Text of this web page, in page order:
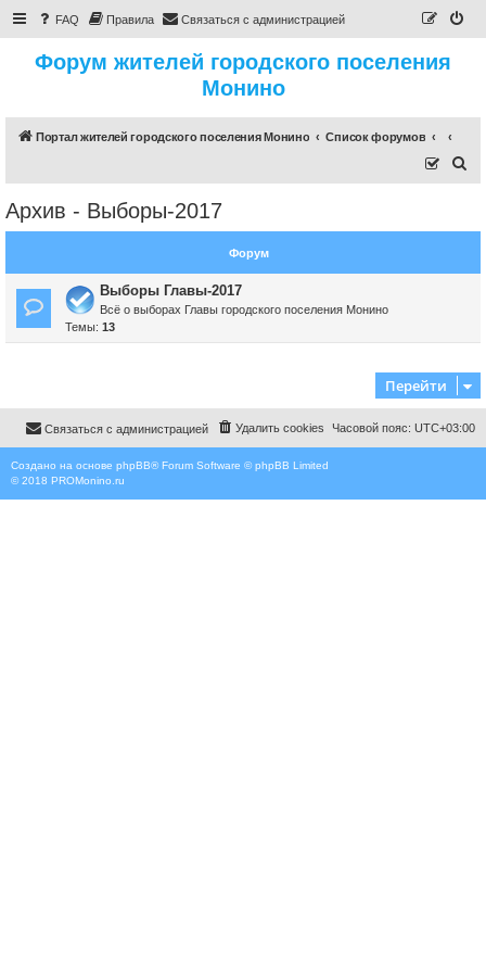
FAQ Правила Связаться с администрацией
Форум жителей городского поселения
Монино
Портал жителей городского поселения Монино
Список форумов
Архив - Выборы-2017
Форум
Выборы Главы-2017
Всё о выборах Главы городского поселения Монино
Темы: 13
Перейти
Часовой пояс: UTC+03:00
Удалить cookies
Связаться с администрацией
Создано на основе phpBB® Forum Software © phpBB Limited
© 2018 PROMonino.ru